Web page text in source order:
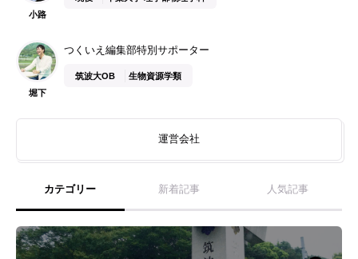
小路
堀下
つくいえ編集部特別サポーター
筑波大OB 生物資源学類
運営会社
カテゴリー 新着記事 人気記事